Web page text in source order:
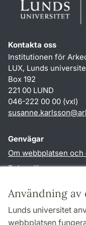
Användning av
Lunds universitet
webbplatsen
Kontakta oss
Institutionen för
LUX, Lunds
Box 192
221 00 LUND
046-222 00 00 (vxl)
susanne.karlsson@
Genvägar
Om webbplatsen och
Behandling av
TYPO3-login